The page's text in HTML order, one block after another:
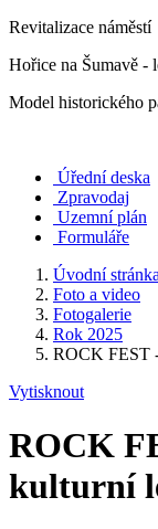
Revitalizace náměstí
Hořice na Šumavě -
Model historického
Úřední deska
Zpravodaj
Uzemní plán
Formuláře
Úvodní stránka
Foto a video
Fotogalerie
Rok 2025
ROCK FEST
Vytisknout
ROCK
kulturní